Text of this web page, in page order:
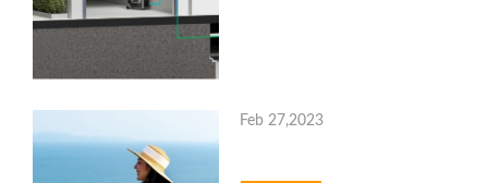
Feb 27,2023